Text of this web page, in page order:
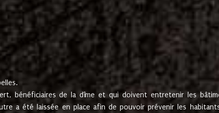
bénéficiaires de la dîme et qui doivent entretenir les
a été laissée en place afin de pouvoir prévenir les